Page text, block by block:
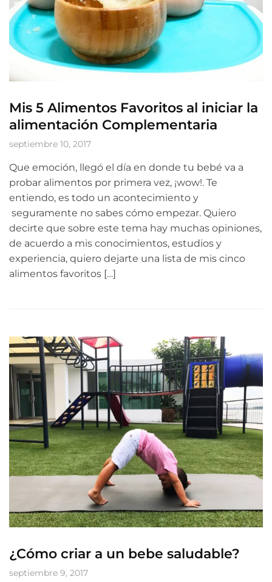
Mis 5 Alimentos Favoritos al iniciar la
alimentación Complementaria
septiembre 10, 2017
Que emoción, llegó el día en donde tu bebé va a
probar alimentos por primera vez, ¡wow!. Te
entiendo, es todo un acontecimiento y
seguramente no sabes cómo empezar. Quiero
decirte que sobre este tema hay muchas opiniones,
de acuerdo a mis conocimientos, estudios y
experiencia, quiero dejarte una lista de mis cinco
alimentos favoritos […]
¿Cómo criar a un bebe saludable?
septiembre 9, 2017